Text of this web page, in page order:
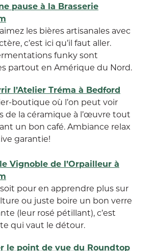
pause à la Brasserie
les bières artisanales avec
c’est ici qu’il faut aller.
funky sont
partout en Amérique du Nord.
l’Atelier Tréma à Bedford
boutique où l’on peut voir
de la céramique à l’œuvre tout
un bon café. Ambiance relax
garantie!
Vignoble de l’Orpailleur à
pour en apprendre plus sur
ou juste boire un bon verre
(leur rosé pétillant), c’est
qui vaut le détour.
le point de vue du Roundtop